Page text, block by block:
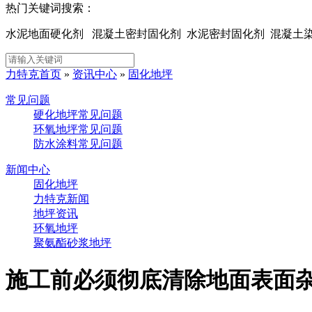
热门关键词搜索：
水泥地面硬化剂 混凝土密封固化剂 水泥密封固化剂 混凝土
力特克首页 » 资讯中心 » 固化地坪
常见问题
硬化地坪常见问题
环氧地坪常见问题
防水涂料常见问题
新闻中心
固化地坪
力特克新闻
地坪资讯
环氧地坪
聚氨酯砂浆地坪
施工前必须彻底清除地面表面